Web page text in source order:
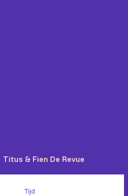
Titus & Fien De Revue
Tijd